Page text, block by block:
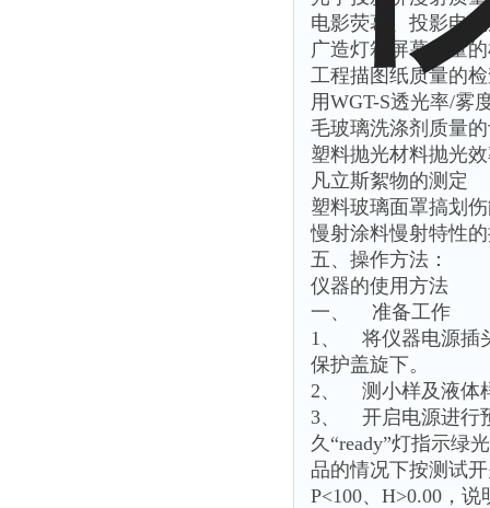
电影荧幕、投影电
广造灯箱屏幕质量
工程描图纸质量的
用WGT-S透光率/雾
毛玻璃洗涤剂质量
塑料抛光材料抛光
凡立斯絮物的测定
塑料玻璃面罩搞划
慢射涂料慢射特性
五、操作方法：
仪器的使用方法
一、 准备工作
1、 将仪器电源插
保护盖旋下。
2、 测小样及液体
3、 开启电源进行
久“ready”灯指示绿
品的情况下按测试开
P<100、H>0.00，